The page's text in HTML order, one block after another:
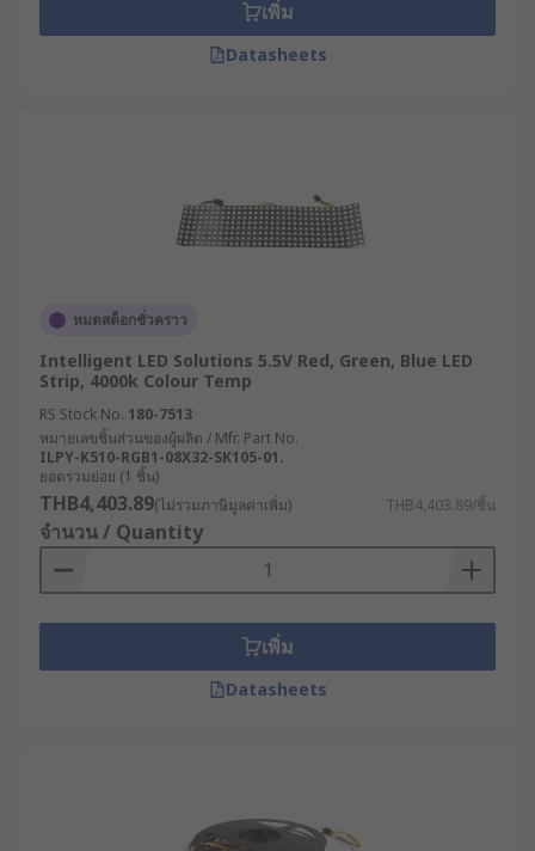
เพิ่ม
Datasheets
หมดสต็อกชั่วคราว
Intelligent LED Solutions 5.5V Red, Green, Blue LED
Strip, 4000k Colour Temp
RS Stock No. 180-7513
หมายเลขชิ้นส่วนของผู้ผลิต / Mfr. Part No.
ILPY-K510-RGB1-08X32-SK105-01.
ยอดรวมย่อย (1 ชิ้น)
THB4,403.89(ไม่รวมภาษีมูลค่าเพิ่ม) THB4,403.89/ชิ้น
จำนวน / Quantity
เพิ่ม
Datasheets